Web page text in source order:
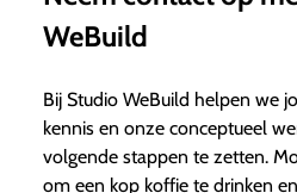
WeBuild
Bij Studio WeBuild helpen we
kennis en onze conceptueel
volgende stappen te zetten.
om een kop koffie te drinken